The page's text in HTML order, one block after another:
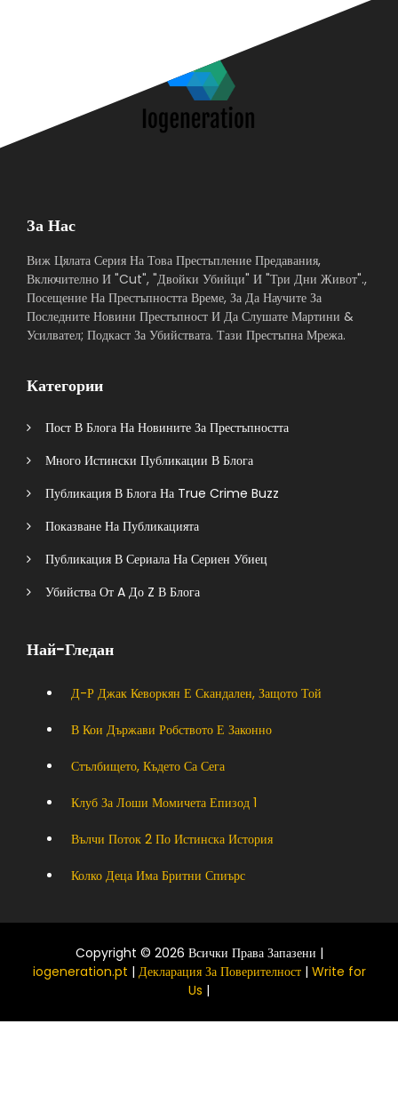
За Нас
Виж Цялата Серия На Това Престъпление Предавания,
Включително И "Cut", "Двойки Убийци" И "Три Дни Живот".,
Посещение На Престъпността Време, За Да Научите За
Последните Новини Престъпност И Да Слушате Мартини &
Усилвател; Подкаст За Убийствата. Тази Престъпна Мрежа.
Категории
Пост В Блога На Новините За Престъпността
Много Истински Публикации В Блога
Публикация В Блога На True Crime Buzz
Показване На Публикацията
Публикация В Сериала На Сериен Убиец
Убийства От A До Z В Блога
Най-Гледан
Д-Р Джак Кеворкян Е Скандален, Защото Той
В Кои Държави Робството Е Законно
Стълбището, Където Са Сега
Клуб За Лоши Момичета Епизод 1
Вълчи Поток 2 По Истинска История
Колко Деца Има Бритни Спиърс
Copyright © 2026 Всички Права Запазени |
iogeneration.pt | Декларация За Поверителност| Write for
Us |